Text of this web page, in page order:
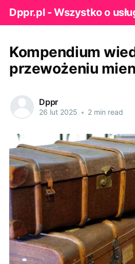
Dppr.pl - Wszystko o
Kompendium
przewożeniu
Dppr
26 lut 2025 • 2 min read